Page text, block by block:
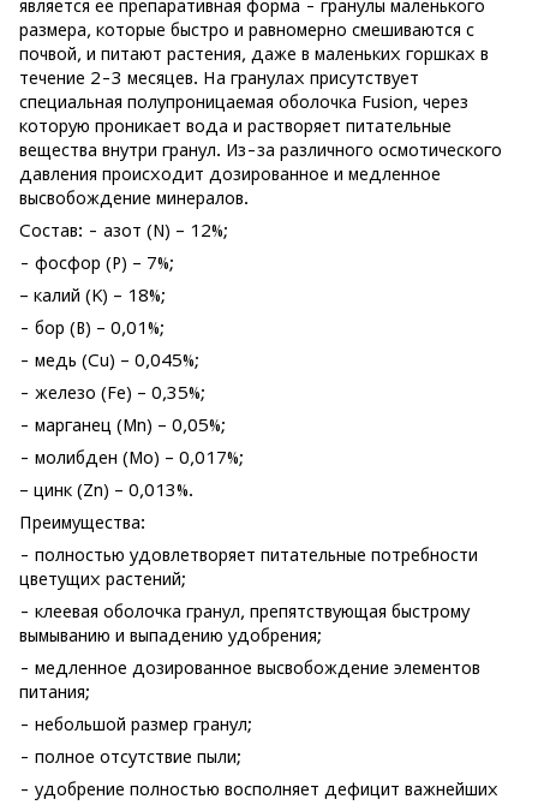
является ее препаративная форма - гранулы маленького
размера, которые быстро и равномерно смешиваются с
почвой, и питают растения, даже в маленьких горшках в
течение 2-3 месяцев. На гранулах присутствует
специальная полупроницаемая оболочка Fusion, через
которую проникает вода и растворяет питательные
вещества внутри гранул. Из-за различного осмотического
давления происходит дозированное и медленное
высвобождение минералов.
Состав: - азот (N) – 12%;
- фосфор (P) – 7%;
– калий (K) – 18%;
- бор (B) – 0,01%;
- медь (Cu) – 0,045%;
- железо (Fe) – 0,35%;
- марганец (Mn) – 0,05%;
- молибден (Mo) – 0,017%;
– цинк (Zn) – 0,013%.
Преимущества:
- полностью удовлетворяет питательные потребности
цветущих растений;
- клеевая оболочка гранул, препятствующая быстрому
вымыванию и выпадению удобрения;
- медленное дозированное высвобождение элементов
питания;
- небольшой размер гранул;
- полное отсутствие пыли;
- удобрение полностью восполняет дефицит важнейших